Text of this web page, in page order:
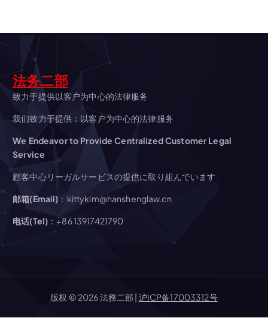
ー
シ
ョ
ン
法务二部
致力于提供以客户为中心的法律服务
我们致力于提供：以客户为中心的法律服务
We Endeavor to Provide Centralized Customer Legal
Service
顧客中心リーガルサービスの提供に取り組んでいます
邮箱(Email) ：kittykim@hanshenglaw.cn
电话(Tel) ：+86 13917421790
版权 © 2026 法務二部 | 沪ICP备17003312号